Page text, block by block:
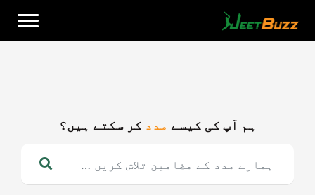
اردو
ہم آپ کی کیسے مدد کر سکتے ہیں؟